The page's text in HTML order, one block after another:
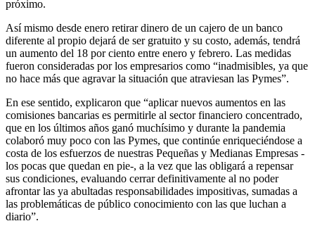
próximo.
Así mismo desde enero retirar dinero de un cajero de un banco
diferente al propio dejará de ser gratuito y su costo, además, tendrá
un aumento del 18 por ciento entre enero y febrero. Las medidas
fueron consideradas por los empresarios como “inadmisibles, ya que
no hace más que agravar la situación que atraviesan las Pymes”.
En ese sentido, explicaron que “aplicar nuevos aumentos en las
comisiones bancarias es permitirle al sector financiero concentrado,
que en los últimos años ganó muchísimo y durante la pandemia
colaboró muy poco con las Pymes, que continúe enriqueciéndose a
costa de los esfuerzos de nuestras Pequeñas y Medianas Empresas -
los pocas que quedan en pie-, a la vez que las obligará a repensar
sus condiciones, evaluando cerrar definitivamente al no poder
afrontar las ya abultadas responsabilidades impositivas, sumadas a
las problemáticas de público conocimiento con las que luchan a
diario”.